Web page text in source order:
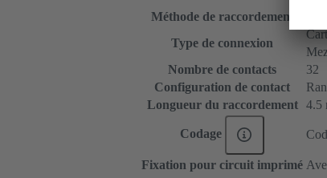
Méthode de raccordement
Type de connexion
Nombre de contacts
32
Configuration de contact
Longueur du raccordement
4.5
Codage
Fixation pour circuit imprimé